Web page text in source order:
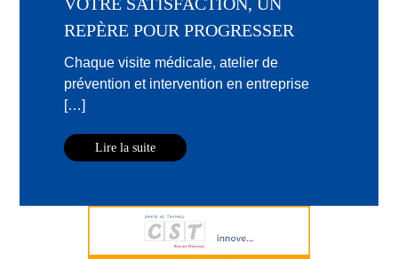
REPÈRE POUR PROGRESSER
Chaque visite médicale, atelier de
prévention et intervention en entreprise
[…]
Lire la suite